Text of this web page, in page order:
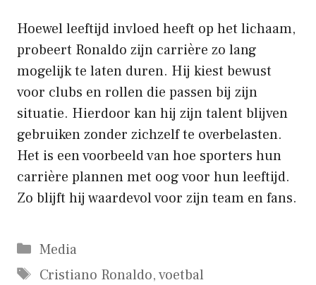
Hoewel leeftijd invloed heeft op het lichaam,
probeert Ronaldo zijn carrière zo lang
mogelijk te laten duren. Hij kiest bewust
voor clubs en rollen die passen bij zijn
situatie. Hierdoor kan hij zijn talent blijven
gebruiken zonder zichzelf te overbelasten.
Het is een voorbeeld van hoe sporters hun
carrière plannen met oog voor hun leeftijd.
Zo blijft hij waardevol voor zijn team en fans.
Categorieën
Media
Tags
Cristiano Ronaldo,voetbal